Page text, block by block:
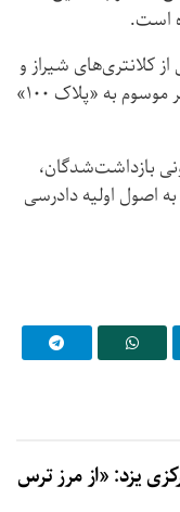
است.
کلانتری‌های شیراز و
سپس به بازداشتگاه اداره اطلاعات این شهر موسوم به «پلاک ۱۰۰»
بازداشت‌شدگان،
اصول اولیه دادرسی
یزد: «از مرز ترس